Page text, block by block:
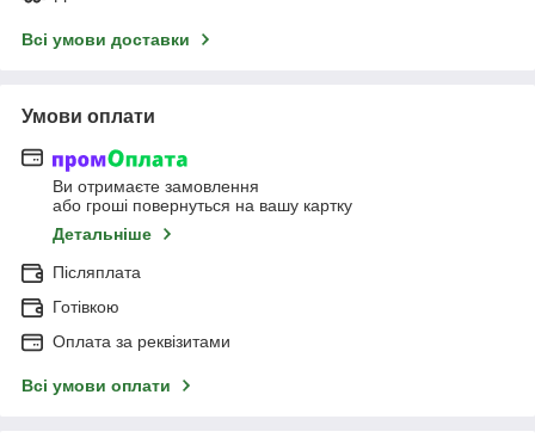
Всі умови доставки
Умови оплати
Ви отримаєте замовлення
або гроші повернуться на вашу картку
Детальніше
Післяплата
Готівкою
Оплата за реквізитами
Всі умови оплати